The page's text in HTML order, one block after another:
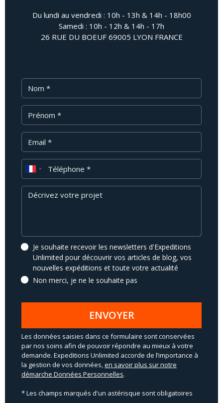
Du lundi au vendredi : 10h - 13h & 14h - 18h00
Samedi : 10h - 12h & 14h - 17h
26 RUE DU BOEUF 69005 LYON FRANCE
Nom
Prénom
Email
Téléphone
Message
Je souhaite recevoir les newsletters d'Expeditions
Unlimited pour découvrir vos articles de blog, vos
nouvelles expéditions et toute votre actualité
Non merci, je ne le souhaite pas
ENVOYER
Les données saisies dans ce formulaire sont conservées
par nos soins afin de pouvoir répondre au mieux à votre
demande. Expeditions Unlimited accorde de l’importance à
la gestion de vos données, en savoir plus sur notre
démarche Données Personnelles.
* Les champs marqués d'un astérisque sont obligatoires